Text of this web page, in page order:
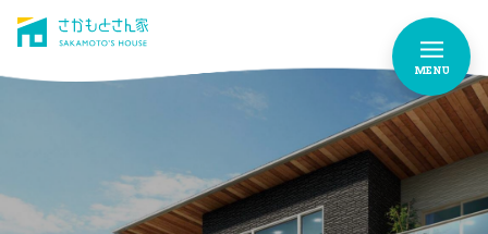
さかもとさん家のこだわり
FEATURES
お家づくりストーリー
MENU